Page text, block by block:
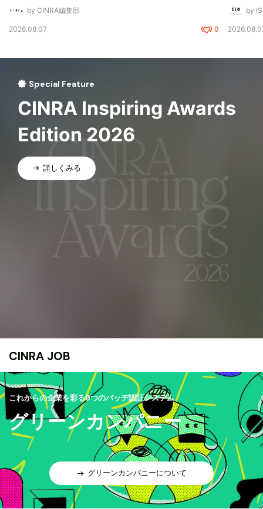
by CINRA編集部
2026.08.07 0
by
Special Feature
CINRA Inspiring Awards
Edition 2026
詳しくみる
CINRA JOB
これからの企業を彩る9つのバッヂ認証システム
グリーンカンパニー
グリーンカンパニーについて